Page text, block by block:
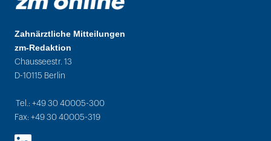
Zahnärztliche Mitteilungen
zm-Redaktion
Chausseestr. 13
D-10115 Berlin
Tel.: +49 30 40005-300
Fax: +49 30 40005-319